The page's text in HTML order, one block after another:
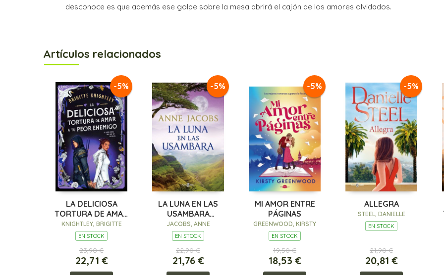
desconoce es que además ese golpe sobre la mesa abrirá el cajón de los amores olvidados.
Artículos relacionados
-5%
LA DELICIOSA
TORTURA DE AMAR
A TU PEOR ENEMIGO
(QUERIDOS
ENEMIGOS 2)
KNIGHTLEY, BRIGITTE
EN STOCK
23,90 €
22,71 €
-5%
LA LUNA EN LAS
USAMBARA
(SUEÑOS DE ÁFRICA
2)
JACOBS, ANNE
EN STOCK
22,90 €
21,76 €
-5%
MI AMOR ENTRE
PÁGINAS
GREENWOOD, KIRSTY
EN STOCK
19,50 €
18,53 €
-5%
ALLEGRA
STEEL, DANIELLE
EN STOCK
21,90 €
20,81 €